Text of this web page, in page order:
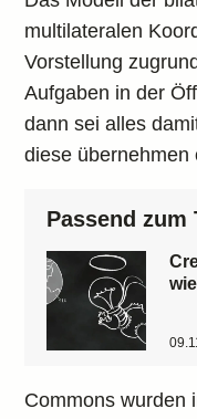
multilateralen
Vorstellung
Aufgaben in der
dann sei alles
diese übernehmen
Passend zum
Commons wurden